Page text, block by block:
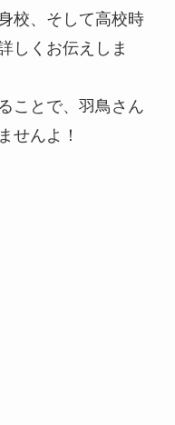
校、そして高校時
しくお伝えしま
ことで、羽鳥さん
せんよ！